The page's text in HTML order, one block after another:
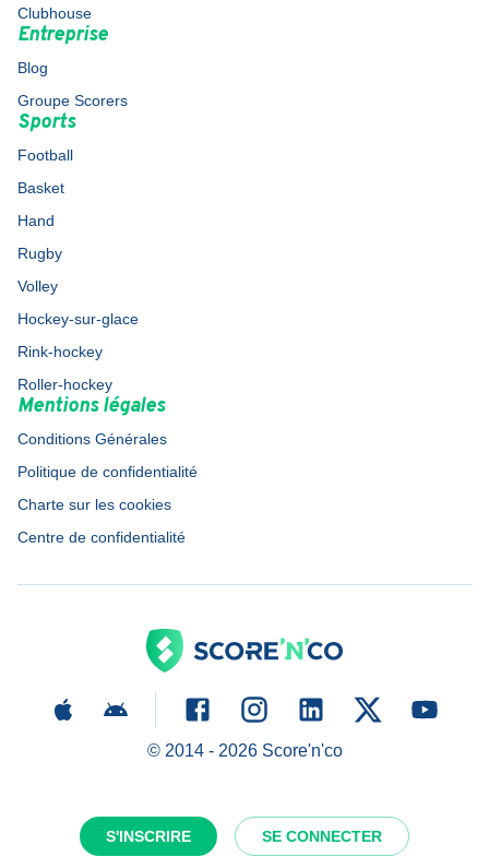
S'INSCRIRE SE CONNECTER
Clubhouse
Entreprise
Blog
Groupe Scorers
Sports
Football
Basket
Hand
Rugby
Volley
Hockey-sur-glace
Rink-hockey
Roller-hockey
Mentions légales
Conditions Générales
Politique de confidentialité
Charte sur les cookies
Centre de confidentialité
© 2014 - 2026Score'n'co